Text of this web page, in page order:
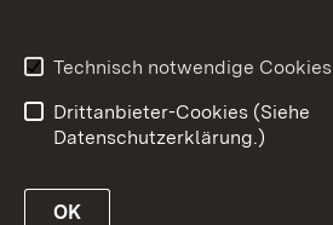
Technisch notwendige Cookies
Drittanbieter-Cookies (Siehe
Datenschutzerklärung.)
OK